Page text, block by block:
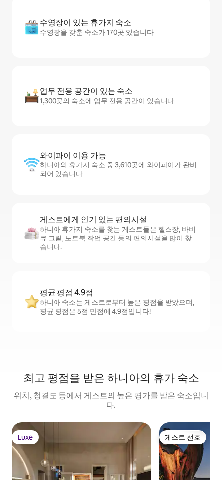
수영장이 있는 휴가지 숙소
수영장을 갖춘 숙소가 170곳 있습니다
업무 전용 공간이 있는 숙소
1,300곳의 숙소에 업무 전용 공간이 있습니다
와이파이 이용 가능
하니아의 휴가지 숙소 중 3,610곳에 와이파이가 완비
되어 있습니다
게스트에게 인기 있는 편의시설
하니아 휴가지 숙소를 찾는 게스트들은 헬스장, 바비
큐 그릴, 노트북 작업 공간 등의 편의시설을 많이 찾
습니다.
평균 평점 4.9점
하니아 숙소는 게스트로부터 높은 평점을 받았으며,
평균 평점은 5점 만점에 4.9점입니다!
최고 평점을 받은 하니아의 휴가 숙소
위치, 청결도 등에서 게스트의 높은 평가를 받은 숙소입니
다.
Luxe
Luxe 게스트 선호
게스트 선호